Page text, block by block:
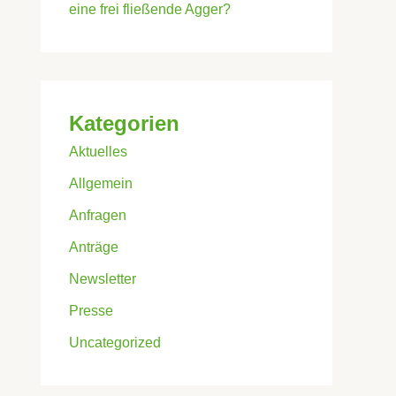
eine frei fließende Agger?
Kategorien
Aktuelles
Allgemein
Anfragen
Anträge
Newsletter
Presse
Uncategorized